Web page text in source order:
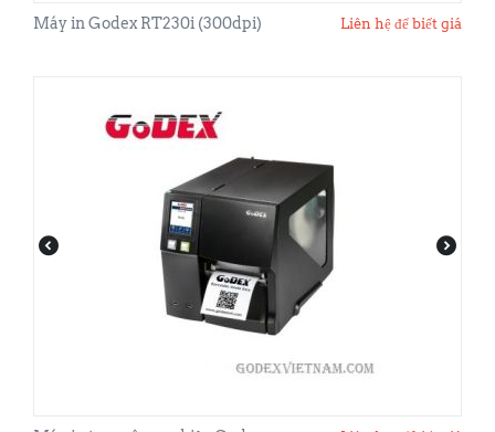
Máy in Godex RT230i (300dpi) Liên hệ để biết giá